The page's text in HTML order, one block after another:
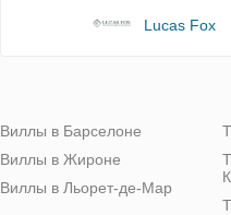
Lucas Fox
Виллы в Барселоне
Виллы в Жироне
Виллы в Льорет-де-Мар